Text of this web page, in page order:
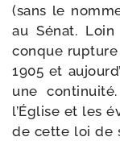
(sans le
au Sénat. Loin
conque rup­ture
1905 et
une
l’Église et les
de cette loi de